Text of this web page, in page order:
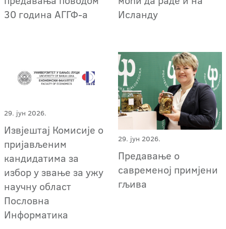
30 година АГГФ-а
Исланду
29. јун 2026.
Извјештај Комисије о
пријављеним
кандидатима за
избор у звање за ужу
научну област
Пословна
Информатика
29. јун 2026.
Предавање о
савременој примјени
гљива